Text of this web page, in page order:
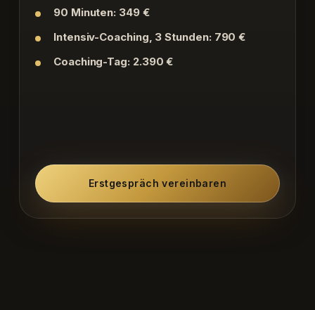
90 Minuten: 349 €
Intensiv-Coaching, 3 Stunden: 790 €
Coaching-Tag: 2.390 €
Erstgespräch vereinbaren